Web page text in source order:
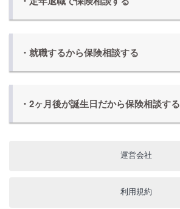
・就職するから保険相談する
・2ヶ月後が誕生日だから保険相談する
運営会社
利用規約